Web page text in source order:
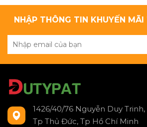
NHẬP THÔNG TIN KHUYẾN
1426/40/76 Nguyễn Duy
Tp Thủ Đức, Tp Hồ Chí Minh